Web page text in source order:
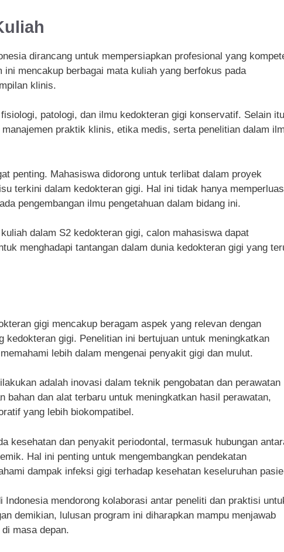
dirancang untuk mempersiapkan profesional yang
mencakup berbagai mata kuliah yang berfokus pada
klinis.
patologi, dan ilmu kedokteran gigi konservatif. Selain
praktik klinis, etika medis, serta penelitian dalam
penting. Mahasiswa didorong untuk terlibat dalam proyek
terkini dalam kedokteran gigi. Hal ini tidak hanya memperluas
pengembangan ilmu pengetahuan dalam bidang ini.
dalam S2 kedokteran gigi, calon mahasiswa dapat
menghadapi tantangan dalam dunia kedokteran gigi yang
gigi mencakup beragam aspek yang relevan dengan
kedokteran gigi. Penelitian ini bertujuan untuk meningkatkan
lebih dalam mengenai penyakit gigi dan mulut.
adalah inovasi dalam teknik pengobatan dan perawatan
bahan dan alat terbaru untuk meningkatkan hasil perawatan,
yang lebih biokompatibel.
kesehatan dan penyakit periodontal, termasuk hubungan
Hal ini penting untuk mengembangkan pendekatan
dampak infeksi gigi terhadap kesehatan keseluruhan
Indonesia mendorong kolaborasi antar peneliti dan praktisi
demikian, lulusan program ini diharapkan mampu menjawab
masa depan.